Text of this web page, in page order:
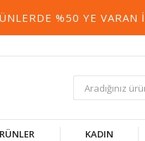
%50 YE VARAN
KADIN